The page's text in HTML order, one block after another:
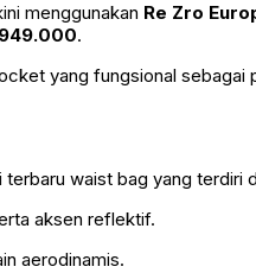
menggunakan Re Zro
.
yang fungsional sebagai
waist bag yang terdiri
aksen reflektif.
aerodinamis.